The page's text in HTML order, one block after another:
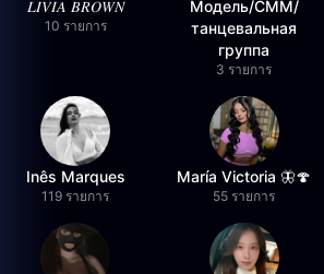
𝐿𝐼𝑉𝐼𝐴 𝐵𝑅𝑂𝑊𝑁
10 รายการ
Модель/СММ/
танцевальная
группа
3 รายการ
Inês Marques
119 รายการ
María Victoria 🦋🍄
55 รายการ